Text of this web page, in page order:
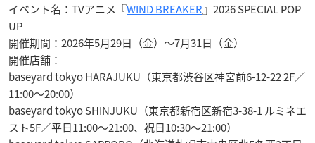
イベント名：TVアニメ『WIND BREAKER』2026 SPECIAL POP
UP
開催期間：2026年5月29日（金）〜7月31日（金）
開催店舗：
baseyard tokyo HARAJUKU（東京都渋谷区神宮前6-12-22 2F／
11:00〜20:00）
baseyard tokyo SHINJUKU（東京都新宿区新宿3-38-1 ルミネエ
スト5F／平日11:00〜21:00、祝日10:30〜21:00）